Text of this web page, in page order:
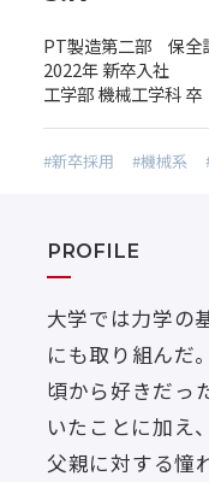
PT製造第二部 保全
2022年 新卒入社
工学部 機械工学科 卒
#新卒採用 #機械系
PROFILE
大学では力学の
にも取り組んだ
頃から好きだっ
いたことに加え
父親に対する憧